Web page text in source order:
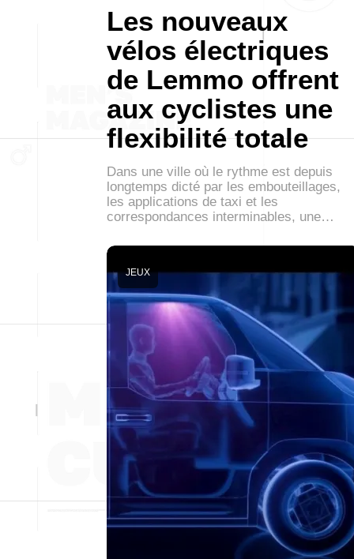
Les nouveaux
vélos électriques
de Lemmo offrent
aux cyclistes une
flexibilité totale
Dans une ville où le rythme est depuis
longtemps dicté par les embouteillages,
les applications de taxi et les
correspondances interminables, une…
JEUX